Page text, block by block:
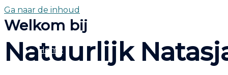
Ga naar de inhoud
Home
Welkom bij
Natuurlijk